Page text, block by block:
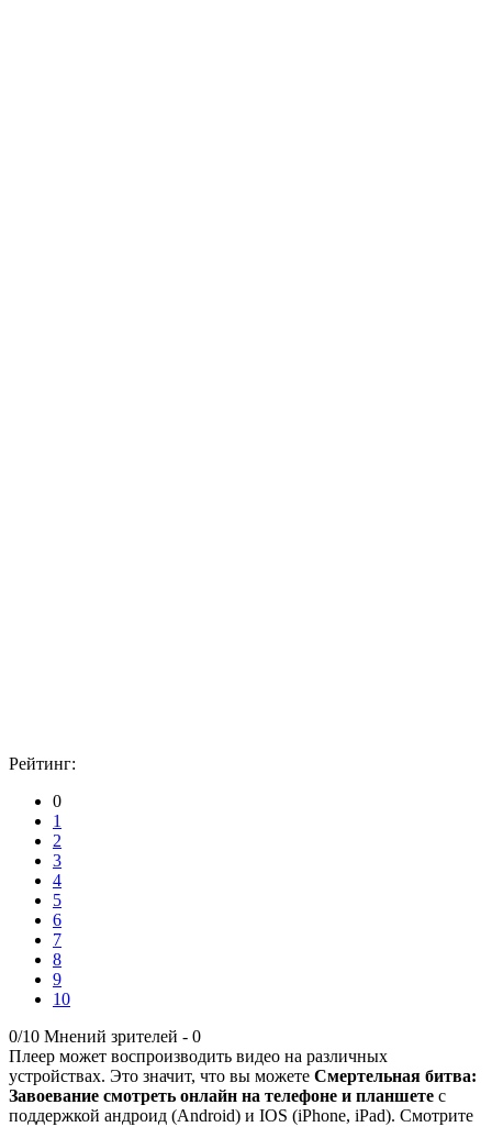
Рейтинг:
0
1
2
3
4
5
6
7
8
9
10
0/10 Мнений зрителей - 0
Плеер может воспроизводить видео на различных
устройствах. Это значит, что вы можете Смертельная битва:
Завоевание смотреть онлайн на телефоне и планшете с
поддержкой андроид (Android) и IOS (iPhone, iPad). Смотрите